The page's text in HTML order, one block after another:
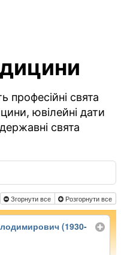
професійні свята
ювілейні дати
свята
Згорнути все Розгорнути все
(1930-